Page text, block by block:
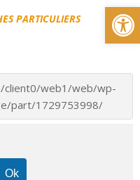
PARTICULIERS
client0/web1/web/wp-
part/1729753998/